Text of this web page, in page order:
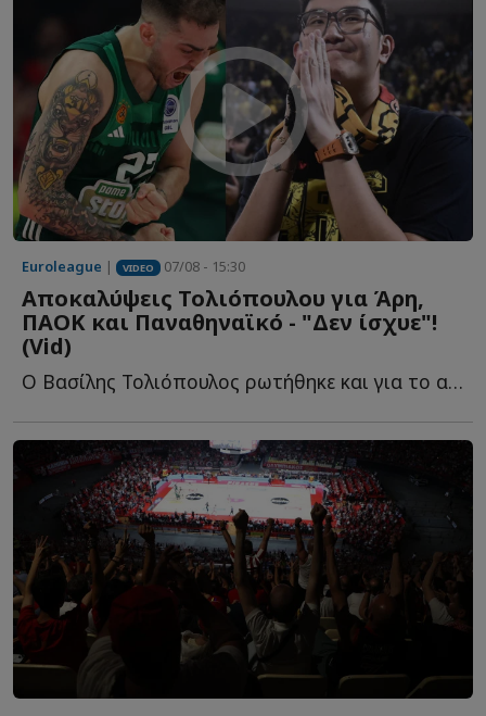
Euroleague | VIDEO 07/08 - 15:30
Αποκαλύψεις Τολιόπουλου για Άρη,
ΠΑΟΚ και Παναθηναϊκό - "Δεν ίσχυε"!
(Vid)
Ο Βασίλης Τολιόπουλος ρωτήθηκε και για το αν η απόφασή τ...